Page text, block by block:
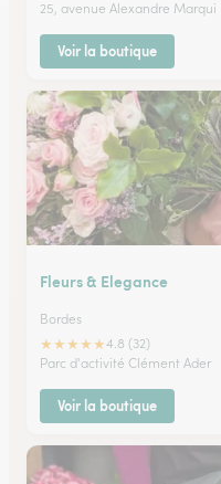
25, avenue Alexandre Marqui
Voir la boutique
Fleurs & Elegance
Bordes
★★★★★4.8 (32)
Parc d'activité Clément Ader
Voir la boutique